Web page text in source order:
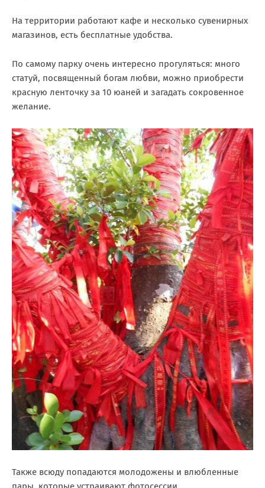
На территории работают кафе и несколько сувенирных
магазинов, есть бесплатные удобства.
По самому парку очень интересно прогуляться: много
статуй, посвященный богам любви, можно приобрести
красную ленточку за 10 юаней и загадать сокровенное
желание.
Также всюду попадаются молодожены и влюбленные